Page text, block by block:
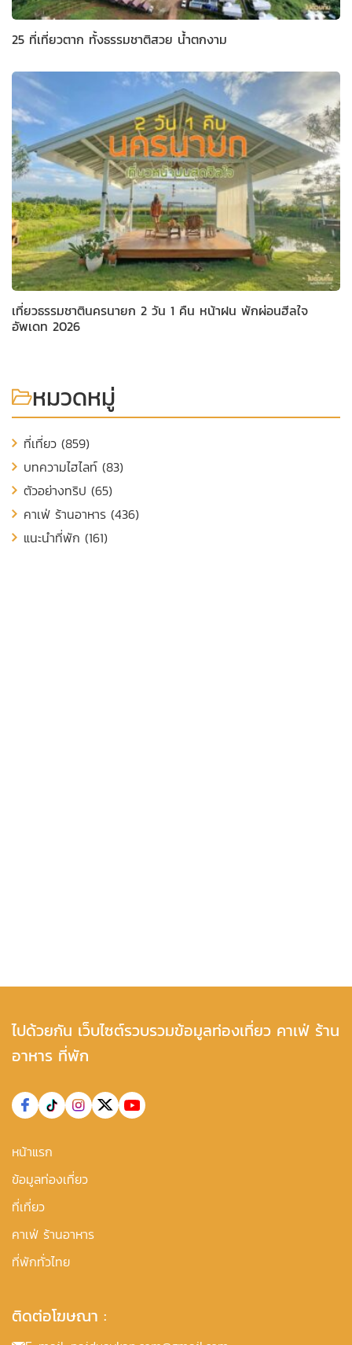
25 ที่เที่ยวตาก ทั้งธรรมชาติสวย น้ำตกงาม
เที่ยวธรรมชาตินครนายก 2 วัน 1 คืน หน้าฝน พักผ่อนฮีลใจ
อัพเดท 2026
หมวดหมู่
ที่เที่ยว (859)
บทความไฮไลท์ (83)
ตัวอย่างทริป (65)
คาเฟ่ ร้านอาหาร (436)
แนะนำที่พัก (161)
ไปด้วยกัน เว็บไซต์รวบรวมข้อมูลท่องเที่ยว คาเฟ่ ร้าน
อาหาร ที่พัก
หน้าแรก
ข้อมูลท่องเที่ยว
ที่เที่ยว
คาเฟ่ ร้านอาหาร
ที่พักทั่วไทย
ติดต่อโฆษณา :